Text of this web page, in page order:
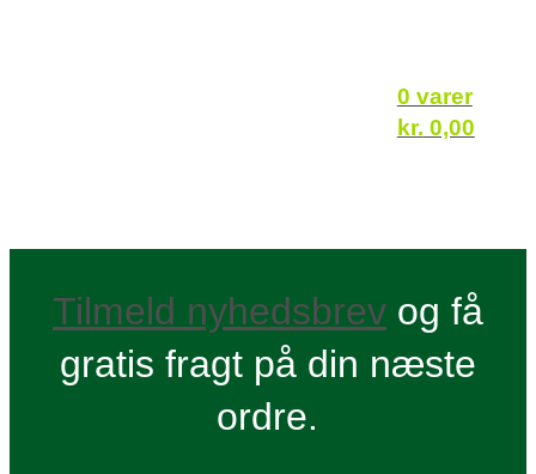
0 varer
kr. 0,00
Tilmeld nyhedsbrevog få
gratis fragt på din næste
ordre.